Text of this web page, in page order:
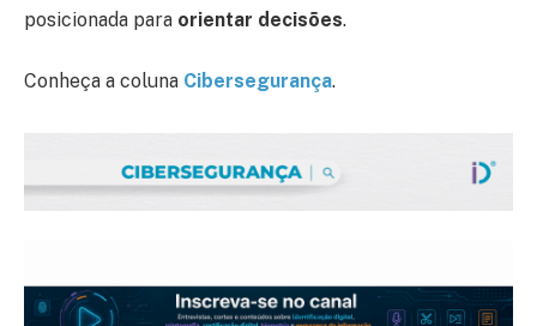
posicionada para orientar decisões.
Conheça a coluna Cibersegurança.